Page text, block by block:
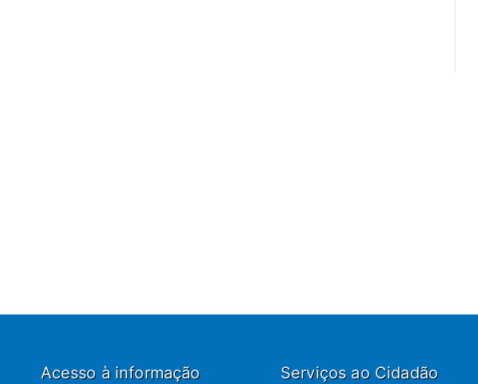
Acesso à informação Serviços ao Cidadão